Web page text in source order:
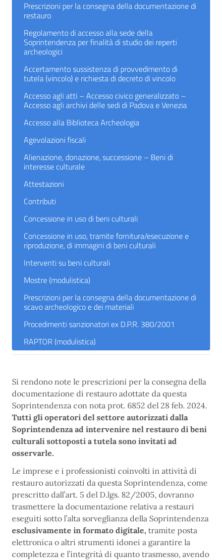
Prescrizioni per la consegna della documentazione di
restauro
Regolamento di accesso alla sede della
Soprintendenza per finalità di studio dei reperti
archeologici
Accertamento sussistenza di provvedimento di
tutela (vincolo) e richiesta di decreto di vincolo
Accesso agli atti – Accesso civico generalizzato –
Accesso agli archivi delle sedi di Padova e Venezia
Accesso alla Biblioteca Archeologia
Agevolazioni fiscali
Alienazione, donazione, successione – Beni di
interesse culturale
Attestazioni
Contributi
Concessione in uso di beni culturali
Concessione in uso, tramite fornitura/esecuzione e
riproduzione, di immagini di beni culturali
Interventi su beni culturali
Mostre (modulistica)
Prescrizioni per la consegna della documentazione di
scavo archeologico e dei materiali
Procedimenti sanzionatori ex D.P.R. 380/2001
RAPTOR (modulistica)
Si rendono note le prescrizioni per la consegna della
documentazione di restauro adottate da questa
Soprintendenza con nota prot. 6852 del 28 feb. 2024.
Tutti gli operatori del settore autorizzati dalla
Soprintendenza ad intervenire nel restauro di beni
culturali sottoposti a tutela sono invitati ad
osservarle.
Le imprese e i professionisti coinvolti in attività di
restauro autorizzati da questa Soprintendenza, come
prescritto dall’art. 5 del D.lgs. 82/2005, dovranno
trasmettere la documentazione relativa a restauri
eseguiti sotto l’alta sorveglianza della Soprintendenza
esclusivamente in formato digitale, tramite posta
elettronica o altri strumenti idonei a garantire la
completezza e l’integrità di quanto trasmesso, avendo